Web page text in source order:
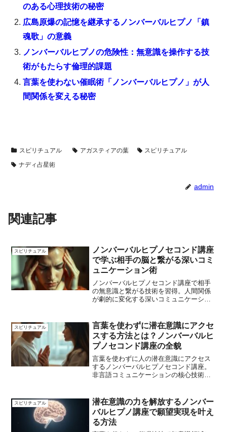
のある心理技術の秘密
広島原爆の記憶を継承するノンバーバルヒプノ「鎮
魂歌」の意義
ノンバーバルヒプノの危険性：無意識を操作する技
術がもたらす倫理的課題
言葉を使わない催眠術「ノンバーバルヒプノ」が人
間関係を変える秘密
スピリチュアル アガスティアの葉
スピリチュアル
ナディ占星術
admin
関連記事
スピリチュアル
ノンバーバルヒプノセコンド講座
で学ぶ相手の脳と繋がる深いコミ
ュニケーション術
ノンバーバルヒプノセコンド講座で相手
の無意識と繋がる技術を習得。人間関係
が劇的に変化する深いコミュニケーショ
スピリチュアル
言葉を使わずに潜在意識にアクセ
スする方法とは？ノンバーバルヒ
プノセコンド講座の全貌
言葉を使わずに人の潜在意識にアクセス
するノンバーバルヒプノセコンド講座。
非言語コミュニケーションの核心技術を
スピリチュアル
潜在意識の力を解放するノンバー
バルヒプノ講座で願望実現を叶え
る方法